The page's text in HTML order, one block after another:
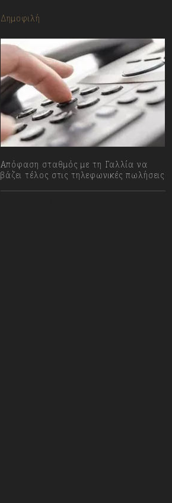
Δημοφιλή
Απόφαση σταθμός με τη Γαλλία να
βάζει τέλος στις τηλεφωνικές πωλήσεις